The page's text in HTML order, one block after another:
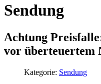
Sendung
Achtung
vor überteuertem
Kategorie: Sendung